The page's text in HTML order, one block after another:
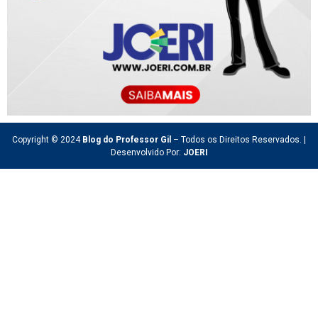
Copyright © 2024 Blog do Professor Gil – Todos os Direitos Reservados. |
Desenvolvido Por: JOERI